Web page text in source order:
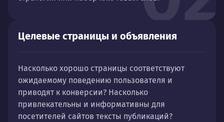
Целевые страницы и объявления
Насколько хорошо страницы соответствуют
ожидаемому поведению пользователя и
приводят к конверсии? Насколько
привлекательны и информативны для
посетителей сайтов тексты публикаций?